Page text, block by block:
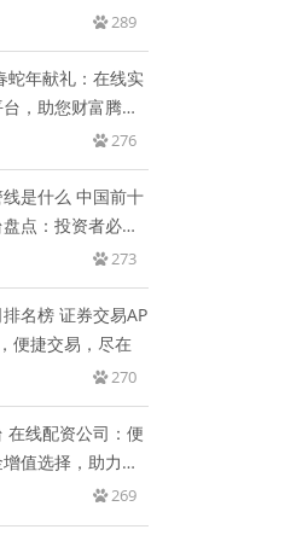
289
蛇年献礼：在线实
，助您财富腾
276
是什么 中国前十
点：投资者必备
273
名榜 证券交易AP
便捷交易，尽在
270
在线配资公司：便
值选择，助力您
269